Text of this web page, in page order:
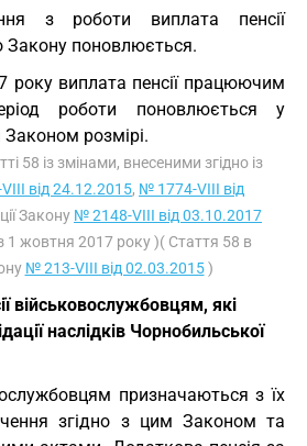
з роботи виплата пенсії
Закону поновлюється.
року виплата пенсії працюючим
роботи поновлюється у
розмірі.
58 із змінами, внесеними згідно із
від 24.12.2015, № 1774-VIII від
Закону № 2148-VIII від 03.10.2017
1 жовтня 2017 року )( Стаття 58 в
№ 213-VIII від 02.03.2015)
військовослужбовцям, які
наслідків Чорнобильської
призначаються з їх
згідно з цим Законом та